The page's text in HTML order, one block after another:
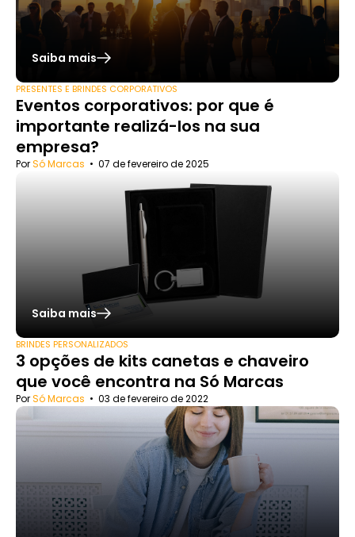
Saiba mais
PRESENTES E BRINDES CORPORATIVOS
Eventos corporativos: por que é
importante realizá-los na sua
empresa?
PorSó Marcas • 07 de fevereiro de 2025
Saiba mais
BRINDES PERSONALIZADOS
3 opções de kits canetas e chaveiro
que você encontra na Só Marcas
PorSó Marcas • 03 de fevereiro de 2022